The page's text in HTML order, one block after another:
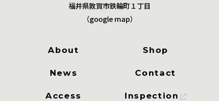
福井県敦賀市鉄輪町１丁目
（google map）
About Shop
News Contact
Access Inspection